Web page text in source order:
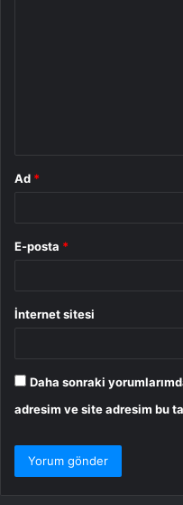
Ad *
E-posta *
İnternet sitesi
Daha sonraki
adresim ve site adresim bu